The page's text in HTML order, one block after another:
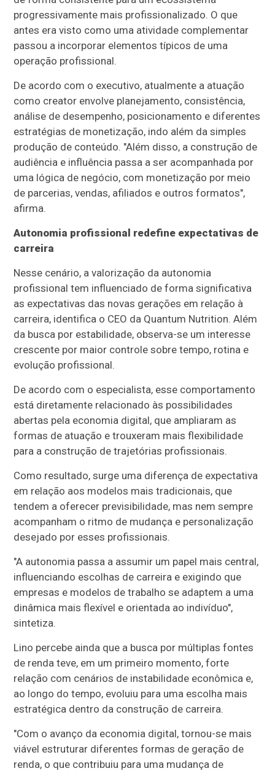
progressivamente mais profissionalizado. O que
antes era visto como uma atividade complementar
passou a incorporar elementos típicos de uma
operação profissional.
De acordo com o executivo, atualmente a atuação
como creator envolve planejamento, consistência,
análise de desempenho, posicionamento e diferentes
estratégias de monetização, indo além da simples
produção de conteúdo. "Além disso, a construção de
audiência e influência passa a ser acompanhada por
uma lógica de negócio, com monetização por meio
de parcerias, vendas, afiliados e outros formatos",
afirma.
Autonomia profissional redefine expectativas de
carreira
Nesse cenário, a valorização da autonomia
profissional tem influenciado de forma significativa
as expectativas das novas gerações em relação à
carreira, identifica o CEO da Quantum Nutrition. Além
da busca por estabilidade, observa-se um interesse
crescente por maior controle sobre tempo, rotina e
evolução profissional.
De acordo com o especialista, esse comportamento
está diretamente relacionado às possibilidades
abertas pela economia digital, que ampliaram as
formas de atuação e trouxeram mais flexibilidade
para a construção de trajetórias profissionais.
Como resultado, surge uma diferença de expectativa
em relação aos modelos mais tradicionais, que
tendem a oferecer previsibilidade, mas nem sempre
acompanham o ritmo de mudança e personalização
desejado por esses profissionais.
"A autonomia passa a assumir um papel mais central,
influenciando escolhas de carreira e exigindo que
empresas e modelos de trabalho se adaptem a uma
dinâmica mais flexível e orientada ao indivíduo",
sintetiza.
Lino percebe ainda que a busca por múltiplas fontes
de renda teve, em um primeiro momento, forte
relação com cenários de instabilidade econômica e,
ao longo do tempo, evoluiu para uma escolha mais
estratégica dentro da construção de carreira.
"Com o avanço da economia digital, tornou-se mais
viável estruturar diferentes formas de geração de
renda, o que contribuiu para uma mudança de